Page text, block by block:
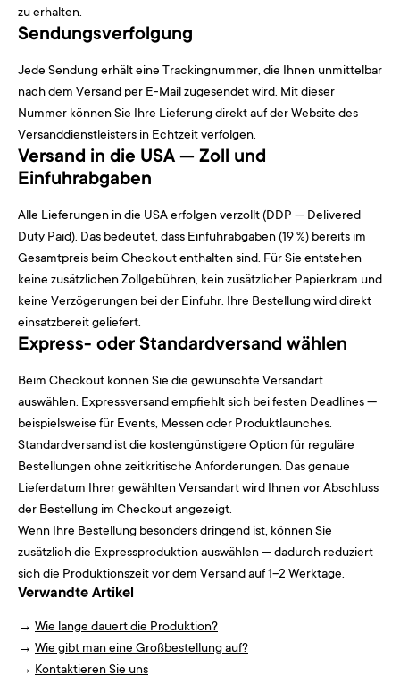
zu erhalten.
Sendungsverfolgung
Jede Sendung erhält eine Trackingnummer, die Ihnen unmittelbar
nach dem Versand per E-Mail zugesendet wird. Mit dieser
Nummer können Sie Ihre Lieferung direkt auf der Website des
Versanddienstleisters in Echtzeit verfolgen.
Versand in die USA — Zoll und
Einfuhrabgaben
Alle Lieferungen in die USA erfolgen verzollt (DDP — Delivered
Duty Paid). Das bedeutet, dass Einfuhrabgaben (19 %) bereits im
Gesamtpreis beim Checkout enthalten sind. Für Sie entstehen
keine zusätzlichen Zollgebühren, kein zusätzlicher Papierkram und
keine Verzögerungen bei der Einfuhr. Ihre Bestellung wird direkt
einsatzbereit geliefert.
Express- oder Standardversand wählen
Beim Checkout können Sie die gewünschte Versandart
auswählen. Expressversand empfiehlt sich bei festen Deadlines —
beispielsweise für Events, Messen oder Produktlaunches.
Standardversand ist die kostengünstigere Option für reguläre
Bestellungen ohne zeitkritische Anforderungen. Das genaue
Lieferdatum Ihrer gewählten Versandart wird Ihnen vor Abschluss
der Bestellung im Checkout angezeigt.
Wenn Ihre Bestellung besonders dringend ist, können Sie
zusätzlich die Expressproduktion auswählen — dadurch reduziert
sich die Produktionszeit vor dem Versand auf 1–2 Werktage.
Verwandte Artikel
→ Wie lange dauert die Produktion?
→ Wie gibt man eine Großbestellung auf?
→ Kontaktieren Sie uns